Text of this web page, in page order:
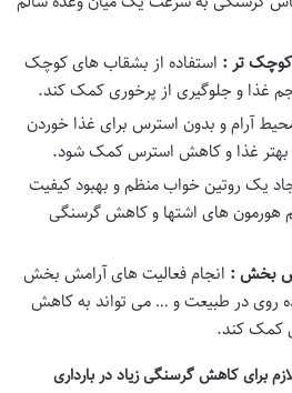
کوچک تر : استفاده از بشقاب های کوچک
غذا و جلوگیری از پرخوری کمک کند.
آرام و بدون استرس برای غذا خوردن
بهتر غذا و کاهش استرس کمک شود.
یک روتین خواب منظم و بهبود کیفیت
هورمون های اشتها و کاهش گرسنگی
بخش : انجام فعالیت های آرامش بخش
روی در طبیعت و … می تواند به کاهش
کمک کند.
برای کاهش گرسنگی زیاد در بارداری